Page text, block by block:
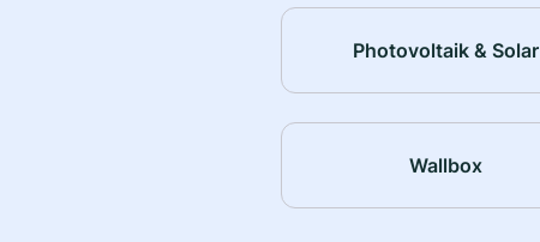
Photovoltaik & Solar
Wallbox